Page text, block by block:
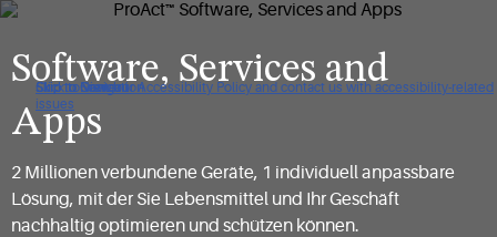
Click to view our Accessibility Policy and contact us with accessibility-related
issues
Skip to Navigation
Skip to Content
Skip to Search
Software, Services and
Apps
2 Millionen verbundene Geräte, 1 individuell anpassbare
Lösung, mit der Sie Lebensmittel und Ihr Geschäft
nachhaltig optimieren und schützen können.